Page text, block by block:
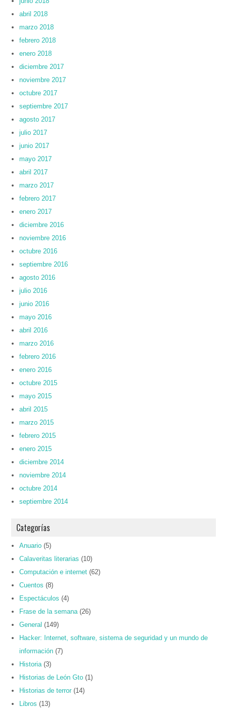
abril 2018
marzo 2018
febrero 2018
enero 2018
diciembre 2017
noviembre 2017
octubre 2017
septiembre 2017
agosto 2017
julio 2017
junio 2017
mayo 2017
abril 2017
marzo 2017
febrero 2017
enero 2017
diciembre 2016
noviembre 2016
octubre 2016
septiembre 2016
agosto 2016
julio 2016
junio 2016
mayo 2016
abril 2016
marzo 2016
febrero 2016
enero 2016
octubre 2015
mayo 2015
abril 2015
marzo 2015
febrero 2015
enero 2015
diciembre 2014
noviembre 2014
octubre 2014
septiembre 2014
Categorías
Anuario (5)
Calaveritas literarias (10)
Computación e internet (62)
Cuentos (8)
Espectáculos (4)
Frase de la semana (26)
General (149)
Hacker: Internet, software, sistema de seguridad y un mundo de
información (7)
Historia (3)
Historias de León Gto (1)
Historias de terror (14)
Libros (13)